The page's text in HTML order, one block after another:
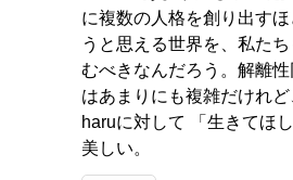
に複数の人格を創り出す
うと思える世界を、私た
むべきなんだろう。解離
はあまりにも複雑だけれ
haruに対して 「生きてほ
美しい。